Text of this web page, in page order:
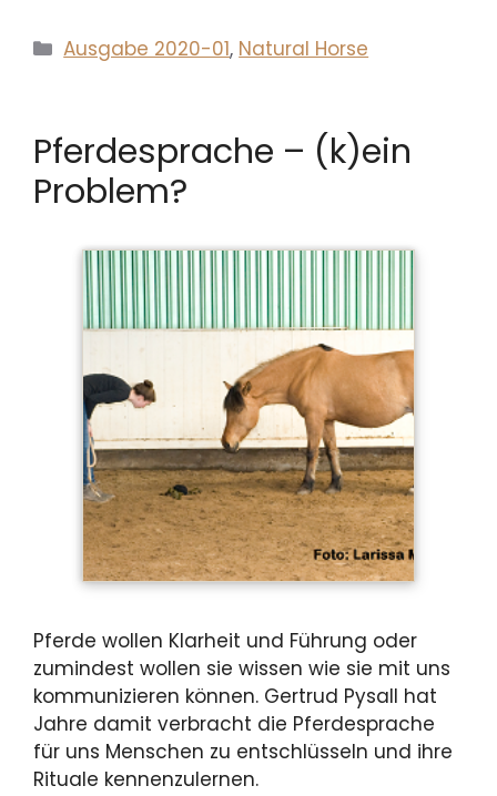
Kategorien
Ausgabe 2020-01, Natural Horse
Pferdesprache – (k)ein
Problem?
Pferde wollen Klarheit und Führung oder
zumindest wollen sie wissen wie sie mit uns
kommunizieren können. Gertrud Pysall hat
Jahre damit verbracht die Pferdesprache
für uns Menschen zu entschlüsseln und ihre
Rituale kennenzulernen.